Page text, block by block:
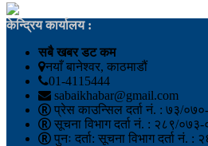
केन्द्रिय कार्यालय :
सबै खबर डट कम
नयाँ बानेश्वर, काठमाडौं
01-4115444
sabaikhabar@gmail.com
प्रेस काउन्सिल दर्ता नं. : ७३/
सूचना विभाग दर्ता नं. : २८९/
पुनः दर्ता: सूचना विभाग दर्ता नं.